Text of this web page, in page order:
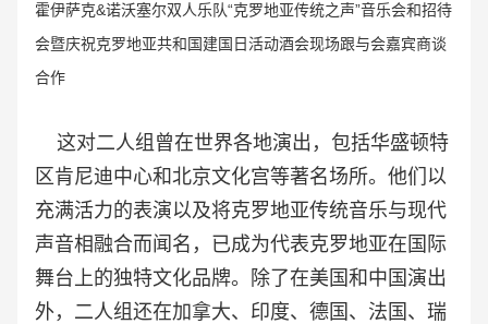
霍伊萨克&诺沃塞尔双人乐队“克罗地亚传统之声”音乐会和招待
会暨庆祝克罗地亚共和国建国日活动酒会现场跟与会嘉宾商谈
合作
这对二人组曾在世界各地演出，包括华盛顿特
区肯尼迪中心和北京文化宫等著名场所。他们以
充满活力的表演以及将克罗地亚传统音乐与现代
声音相融合而闻名，已成为代表克罗地亚在国际
舞台上的独特文化品牌。除了在美国和中国演出
外，二人组还在加拿大、印度、德国、法国、瑞